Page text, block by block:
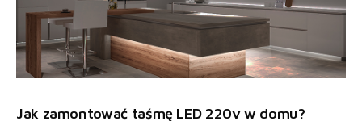
Jak zamontować taśmę LED 220v w domu?